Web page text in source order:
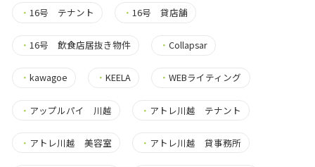
・ 16号 テナント ・16号 貸店舗
・ 16号 飲食店居抜き物件 ・Collapsar
・ kawagoe ・KEELA ・WEBライティング
・ アップルパイ 川越 ・ アトレ川越 テナント
・ アトレ川越 美容室 ・ アトレ川越 貸事務所